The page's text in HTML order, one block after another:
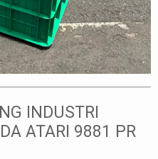
INDUSTRI
ATARI 9881 PR